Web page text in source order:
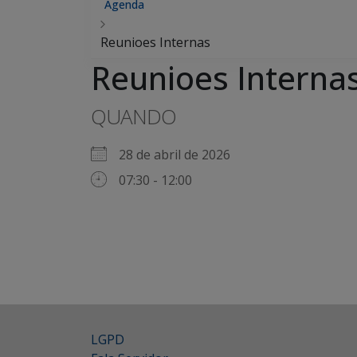
Agenda
Reunioes Internas
Reunioes
QUANDO
28 de abril de 2026
07:30 - 12:00
LGPD